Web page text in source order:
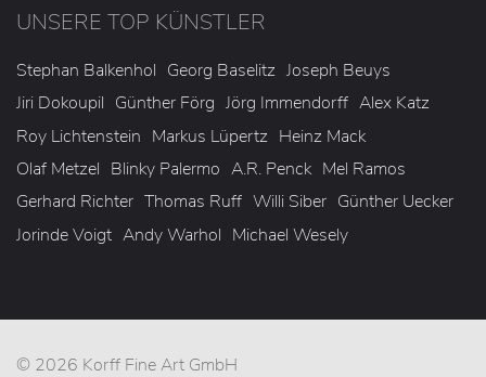
UNSERE TOP KÜNSTLER
Stephan Balkenhol Georg Baselitz Joseph Beuys
Jiri Dokoupil Günther Förg Jörg Immendorff Alex Katz
Roy Lichtenstein Markus Lüpertz Heinz Mack
Olaf Metzel Blinky Palermo A.R. Penck Mel Ramos
Gerhard Richter Thomas Ruff Willi Siber Günther Uecker
Jorinde Voigt Andy Warhol Michael Wesely
© 2026 Korff Fine Art GmbH